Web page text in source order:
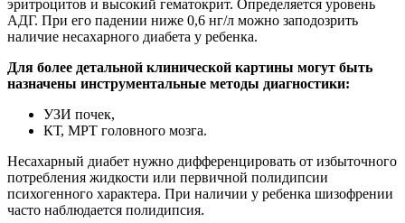
эритроцитов и высокий гематокрит. Определяется уровень
АДГ. При его падении ниже 0,6 нг/л можно заподозрить
наличие несахарного диабета у ребенка.
Для более детальной клинической картины могут быть
назначены инструментальные методы диагностики:
УЗИ почек,
КТ, МРТ головного мозга.
Несахарный диабет нужно дифференцировать от избыточного
потребления жидкости или первичной полидипсии
психогенного характера. При наличии у ребенка шизофрении
часто наблюдается полидипсия.